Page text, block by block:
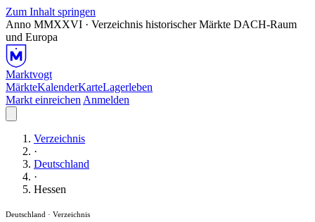
Zum Inhalt springen
Anno MMXXVI · Verzeichnis historischer Märkte DACH-Raum
und Europa
Marktvogt
MärkteKalenderKarteLagerleben
Markt einreichen Anmelden
Verzeichnis
·
Deutschland
·
Hessen
Deutschland · Verzeichnis